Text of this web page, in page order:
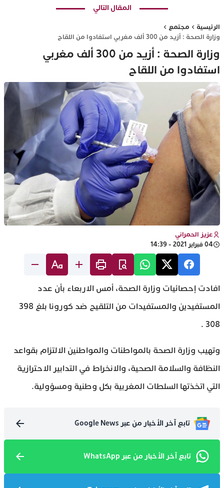
المقال التالي
الرئيسية
مجتمع
وزارة الصحة : أزيد من 300 ألف مغربي استفادوا من اللقاح
وزارة الصحة : أزيد من 300 ألف مغربي
استفادوا من اللقاح
عزيز الحمراني
04 فبراير 2021 - 14:39
افادت إحصائيات وزارة الصحة، أمس الاربعاء بأن عدد
المستفيدين والمستفيدات من التلقيح ضد كورونا بلغ 398
308 .
وتهيب وزارة الصحة بالمواطنات والمواطنين الالتزام بقواعد
النظافة والسلامة الصحية، والانخراط في التدابير الاحترازية
التي اتخذتها السلطات المغربية بكل وطنية ومسؤولية.
تابع آخر الأخبار من عبر Google News
تابع آخر الأخبار من عبر WhatsApp